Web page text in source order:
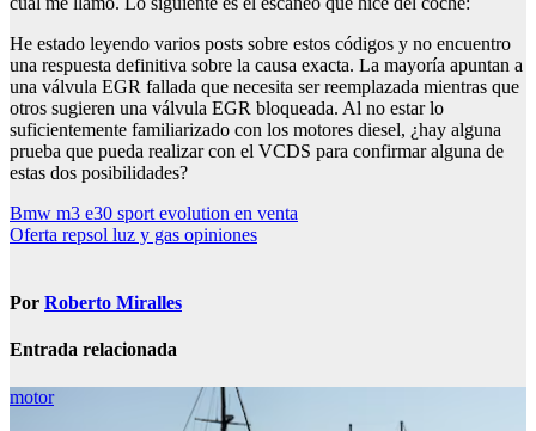
He estado leyendo varios posts sobre estos códigos y no encuentro
una respuesta definitiva sobre la causa exacta. La mayoría apuntan a
una válvula EGR fallada que necesita ser reemplazada mientras que
otros sugieren una válvula EGR bloqueada. Al no estar lo
suficientemente familiarizado con los motores diesel, ¿hay alguna
prueba que pueda realizar con el VCDS para confirmar alguna de
estas dos posibilidades?
Navegación
de
Bmw m3 e30 sport evolution en venta
Oferta repsol luz y gas opiniones
Por Roberto Miralles
Entrada relacionada
motor